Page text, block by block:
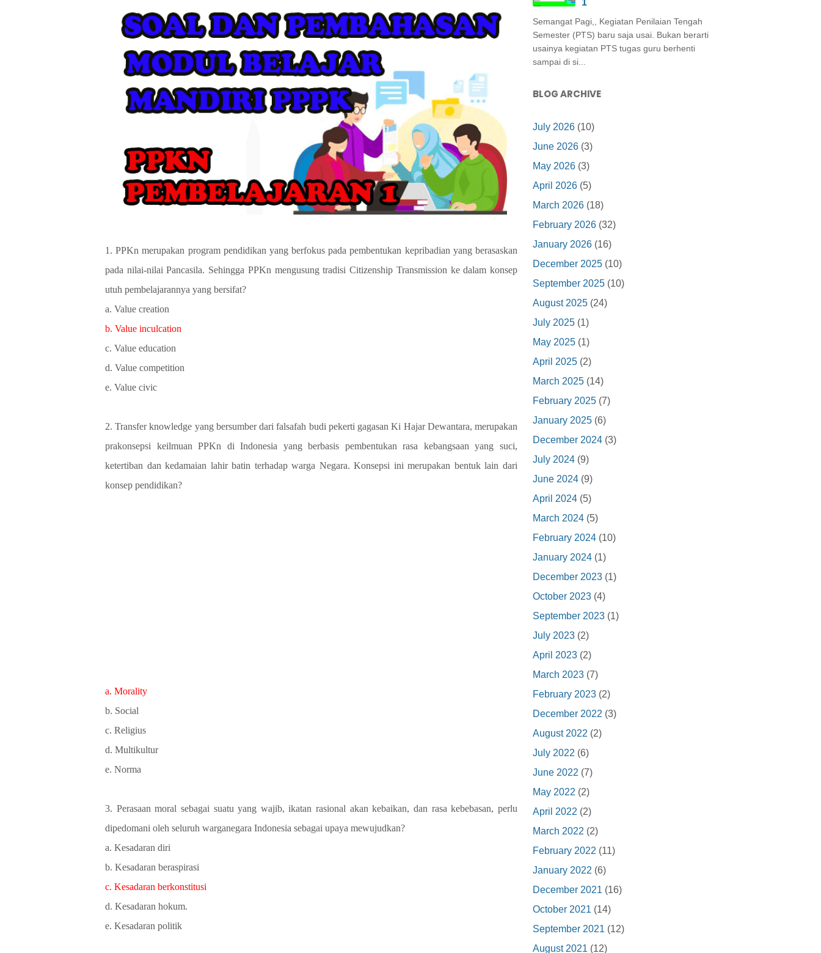
1. PPKn merupakan program pendidikan yang berfokus pada pembentukan kepribadian yang berasaskan
pada nilai-nilai Pancasila. Sehingga PPKn mengusung tradisi Citizenship Transmission ke dalam konsep
utuh pembelajarannya yang bersifat?
a. Value creation
b. Value inculcation
c. Value education
d. Value competition
e. Value civic
2. Transfer knowledge yang bersumber dari falsafah budi pekerti gagasan Ki Hajar Dewantara, merupakan
prakonsepsi keilmuan PPKn di Indonesia yang berbasis pembentukan rasa kebangsaan yang suci,
ketertiban dan kedamaian lahir batin terhadap warga Negara. Konsepsi ini merupakan bentuk lain dari
konsep pendidikan?
a. Morality
b. Social
c. Religius
d. Multikultur
e. Norma
3. Perasaan moral sebagai suatu yang wajib, ikatan rasional akan kebaikan, dan rasa kebebasan, perlu
dipedomani oleh seluruh warganegara Indonesia sebagai upaya mewujudkan?
a. Kesadaran diri
b. Kesadaran beraspirasi
c. Kesadaran berkonstitusi
d. Kesadaran hokum.
e. Kesadaran politik
1
Semangat Pagi,, Kegiatan Penilaian Tengah
Semester (PTS) baru saja usai. Bukan berarti
usainya kegiatan PTS tugas guru berhenti
sampai di si...
BLOG ARCHIVE
July 2026 (10)
June 2026 (3)
May 2026 (3)
April 2026 (5)
March 2026 (18)
February 2026 (32)
January 2026 (16)
December 2025 (10)
September 2025 (10)
August 2025 (24)
July 2025 (1)
May 2025 (1)
April 2025 (2)
March 2025 (14)
February 2025 (7)
January 2025 (6)
December 2024 (3)
July 2024 (9)
June 2024 (9)
April 2024 (5)
March 2024 (5)
February 2024 (10)
January 2024 (1)
December 2023 (1)
October 2023 (4)
September 2023 (1)
July 2023 (2)
April 2023 (2)
March 2023 (7)
February 2023 (2)
December 2022 (3)
August 2022 (2)
July 2022 (6)
June 2022 (7)
May 2022 (2)
April 2022 (2)
March 2022 (2)
February 2022 (11)
January 2022 (6)
December 2021 (16)
October 2021 (14)
September 2021 (12)
August 2021 (12)